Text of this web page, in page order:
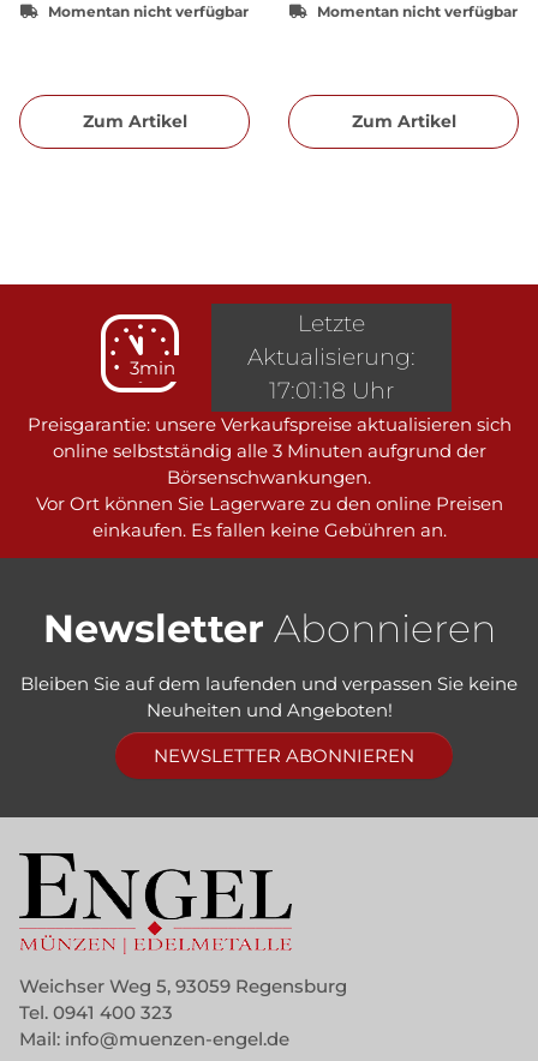
Momentan nicht verfügbar
Zum Artikel
Momentan nicht verfügbar
Zum Artikel
3min
Preisgarantie: unsere Verkaufspreise aktualisieren sich
online selbstständig alle 3 Minuten aufgrund der
Börsenschwankungen.
Vor Ort können Sie Lagerware zu den online Preisen
einkaufen. Es fallen keine Gebühren an.
Letzte
Aktualisierung:
17:01:18 Uhr
Newsletter Abonnieren
Bleiben Sie auf dem laufenden und verpassen Sie keine
Neuheiten und Angeboten!
NEWSLETTER ABONNIEREN
Weichser Weg 5, 93059 Regensburg
Tel. 0941 400 323
Mail: info@muenzen-engel.de